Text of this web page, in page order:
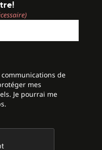
communications de
mes
Je pourrai me